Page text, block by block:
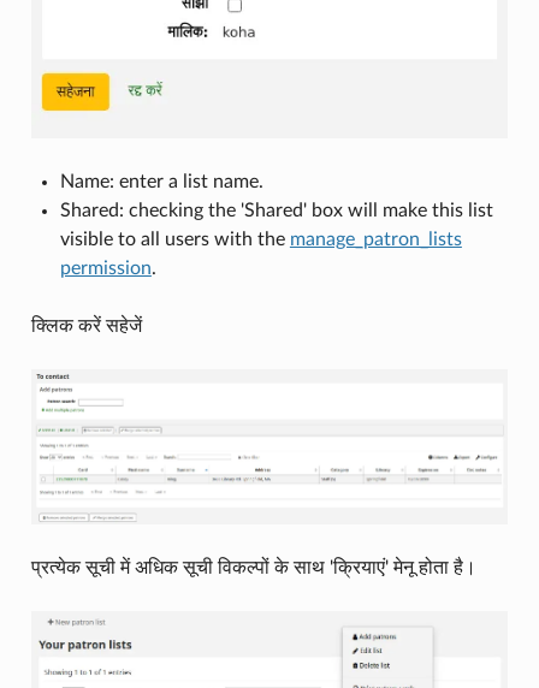
Name: enter a list name.
Shared: checking the 'Shared' box will make this list
visible to all users with the manage_patron_lists
permission.
क्लिक करें सहेजें
प्रत्येक सूची में अधिक सूची विकल्पों के साथ 'क्रियाएं' मेनू होता है।